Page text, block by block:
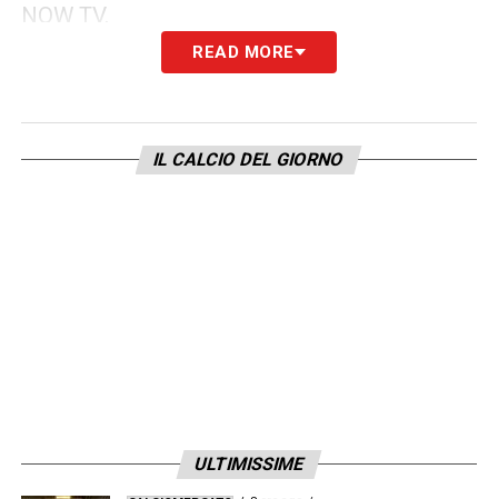
NOW TV.
READ MORE
IL CALCIO DEL GIORNO
ULTIMISSIME